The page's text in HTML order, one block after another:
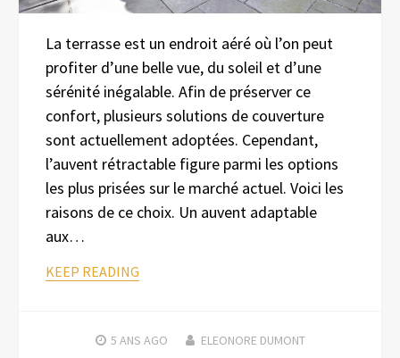
La terrasse est un endroit aéré où l’on peut
profiter d’une belle vue, du soleil et d’une
sérénité inégalable. Afin de préserver ce
confort, plusieurs solutions de couverture
sont actuellement adoptées. Cependant,
l’auvent rétractable figure parmi les options
les plus prisées sur le marché actuel. Voici les
raisons de ce choix. Un auvent adaptable
aux…
KEEP READING
5 ANS AGO ELEONORE DUMONT